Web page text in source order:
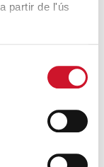
partir de l'ús
Corte